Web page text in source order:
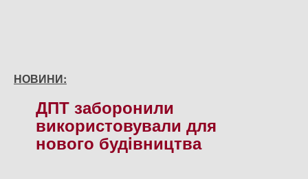
НОВИНИ:
ДПТ заборонили
використовували для
нового будiвництва